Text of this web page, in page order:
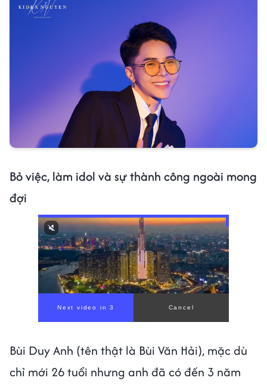
Bỏ việc, làm idol và sự thành công ngoài mong
đợi
Bùi Duy Anh (tên thật là Bùi Văn Hải), mặc dù
chỉ mới 26 tuổi nhưng anh đã có đến 3 năm